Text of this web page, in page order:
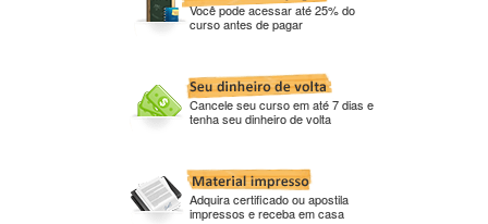
Você pode acessar até 25% do
curso antes de pagar
Cancele seu curso em até 7 dias e
tenha seu dinheiro de volta
Adquira certificado ou apostila
impressos e receba em casa